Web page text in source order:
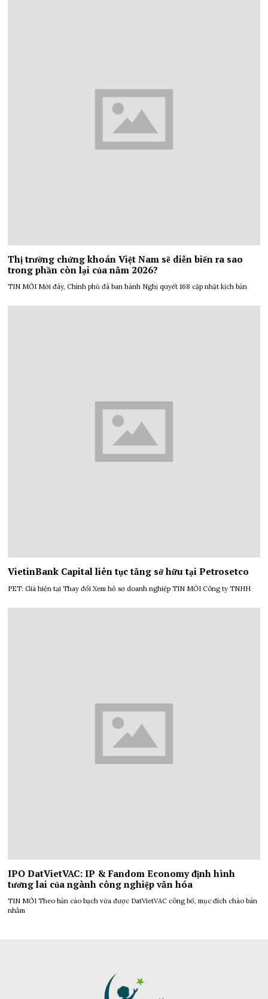
Thị trường chứng khoán Việt Nam sẽ diễn biến ra sao
trong phần còn lại của năm 2026?
TIN MỚI Mới đây, Chính phủ đã ban hành Nghị quyết 168 cập nhật kịch bản
VietinBank Capital liên tục tăng sở hữu tại Petrosetco
PET: Giá hiện tại Thay đổi Xem hồ sơ doanh nghiệp TIN MỚI Công ty TNHH
IPO DatVietVAC: IP & Fandom Economy định hình
tương lai của ngành công nghiệp văn hóa
TIN MỚI Theo bản cáo bạch vừa được DatVietVAC công bố, mục đích chào bán
nhằm